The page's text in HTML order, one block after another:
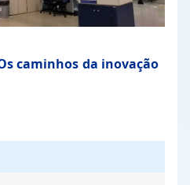
caminhos da inovação